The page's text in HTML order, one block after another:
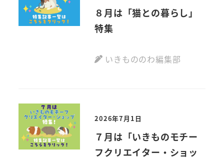
８月は「猫との暮らし」
特集
いきもののわ編集部
2026年7月1日
７月は「いきものモチー
フクリエイター・ショッ